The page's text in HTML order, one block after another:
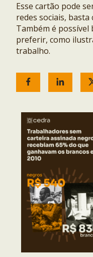
Esse cartão pode
redes sociais,
Também é
preferir, como
trabalho.